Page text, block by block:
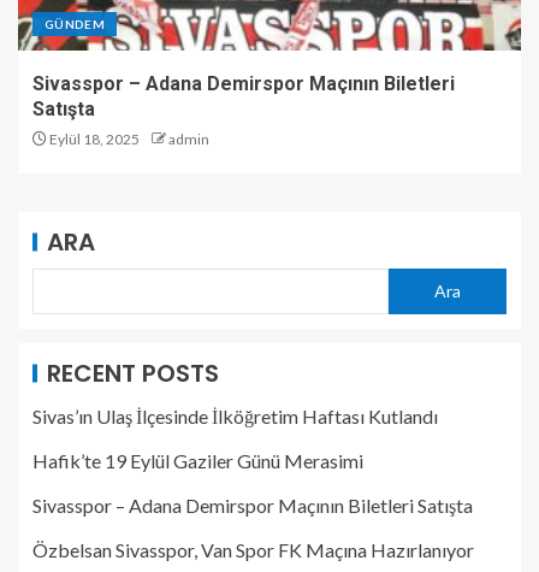
GÜNDEM
Sivasspor – Adana Demirspor Maçının Biletleri
Satışta
Eylül 18, 2025 admin
ARA
Ara
RECENT POSTS
Sivas’ın Ulaş İlçesinde İlköğretim Haftası Kutlandı
Hafik’te 19 Eylül Gaziler Günü Merasimi
Sivasspor – Adana Demirspor Maçının Biletleri Satışta
Özbelsan Sivasspor, Van Spor FK Maçına Hazırlanıyor